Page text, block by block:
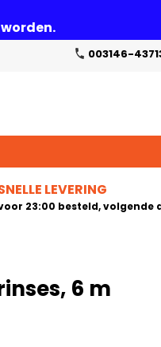
003146-
LEVERING
23:00 besteld, volgende
6 m